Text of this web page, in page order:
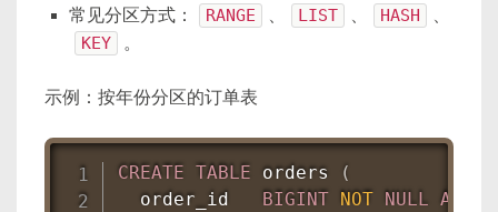
常见分区方式：
RANGE LIST HASH
KEY 。
示例：按年份分区的订单表
CREATE TABLE orders
(
  order_id
BIGINT NOT NULL